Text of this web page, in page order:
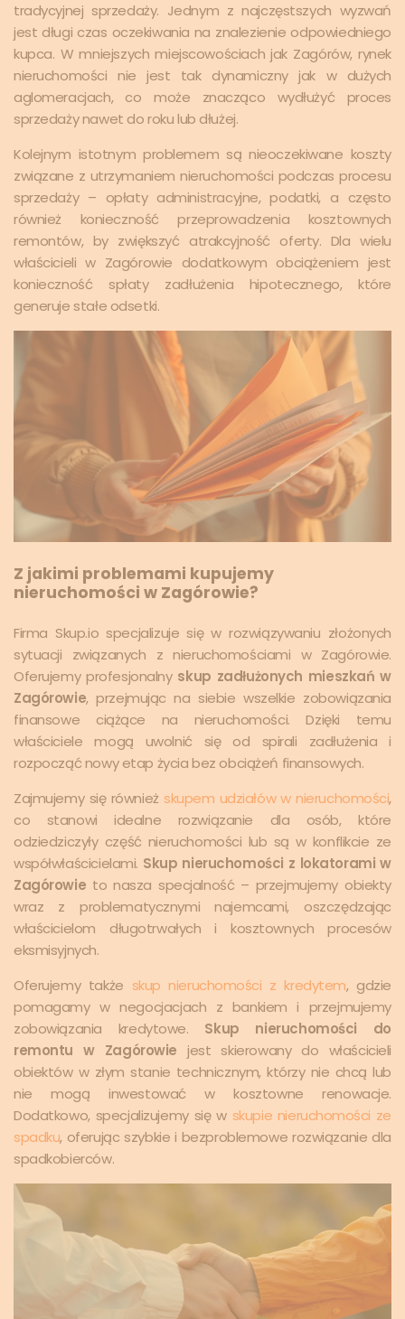
tradycyjnej sprzedaży. Jednym z najczęstszych wyzwań
jest długi czas oczekiwania na znalezienie odpowiedniego
kupca. W mniejszych miejscowościach jak Zagórów, rynek
nieruchomości nie jest tak dynamiczny jak w dużych
aglomeracjach, co może znacząco wydłużyć proces
sprzedaży nawet do roku lub dłużej.
Kolejnym istotnym problemem są nieoczekiwane koszty
związane z utrzymaniem nieruchomości podczas procesu
sprzedaży – opłaty administracyjne, podatki, a często
również konieczność przeprowadzenia kosztownych
remontów, by zwiększyć atrakcyjność oferty. Dla wielu
właścicieli w Zagórowie dodatkowym obciążeniem jest
konieczność spłaty zadłużenia hipotecznego, które
generuje stałe odsetki.
Z jakimi problemami kupujemy
nieruchomości w Zagórowie?
Firma Skup.io specjalizuje się w rozwiązywaniu złożonych
sytuacji związanych z nieruchomościami w Zagórowie.
Oferujemy profesjonalny skup zadłużonych mieszkań w
Zagórowie, przejmując na siebie wszelkie zobowiązania
finansowe ciążące na nieruchomości. Dzięki temu
właściciele mogą uwolnić się od spirali zadłużenia i
rozpocząć nowy etap życia bez obciążeń finansowych.
Zajmujemy się również skupem udziałów w nieruchomości,
co stanowi idealne rozwiązanie dla osób, które
odziedziczyły część nieruchomości lub są w konflikcie ze
współwłaścicielami. Skup nieruchomości z lokatorami w
Zagórowie to nasza specjalność – przejmujemy obiekty
wraz z problematycznymi najemcami, oszczędzając
właścicielom długotrwałych i kosztownych procesów
eksmisyjnych.
Oferujemy także skup nieruchomości z kredytem, gdzie
pomagamy w negocjacjach z bankiem i przejmujemy
zobowiązania kredytowe. Skup nieruchomości do
remontu w Zagórowie jest skierowany do właścicieli
obiektów w złym stanie technicznym, którzy nie chcą lub
nie mogą inwestować w kosztowne renowacje.
Dodatkowo, specjalizujemy się w skupie nieruchomości ze
spadku, oferując szybkie i bezproblemowe rozwiązanie dla
spadkobierców.